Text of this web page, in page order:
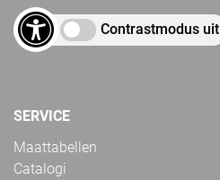
Contrastmodus uit
SERVICE
Maattabellen
Catalogi